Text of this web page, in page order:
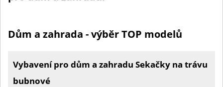
Dům a zahrada - výběr TOP modelů
Vybavení pro dům a zahradu Sekačky na trávu
bubnové